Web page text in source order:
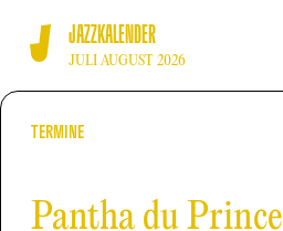
JAZZKALENDER
JULI AUGUST 2026
TERMINE
Pantha du Prince